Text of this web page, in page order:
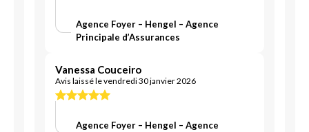
Agence Foyer – Hengel – Agence
Principale d’Assurances
Vanessa Couceiro
Avis laissé le vendredi 30 janvier 2026
Agence Foyer – Hengel – Agence